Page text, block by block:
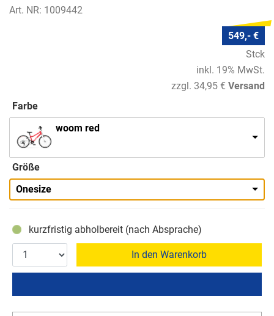
Art. NR: 1009442
549,- €
Stck
inkl. 19% MwSt.
zzgl. 34,95 € Versand
Farbe
woom red
Größe
Onesize
kurzfristig abholbereit (nach Absprache)
In den Warenkorb